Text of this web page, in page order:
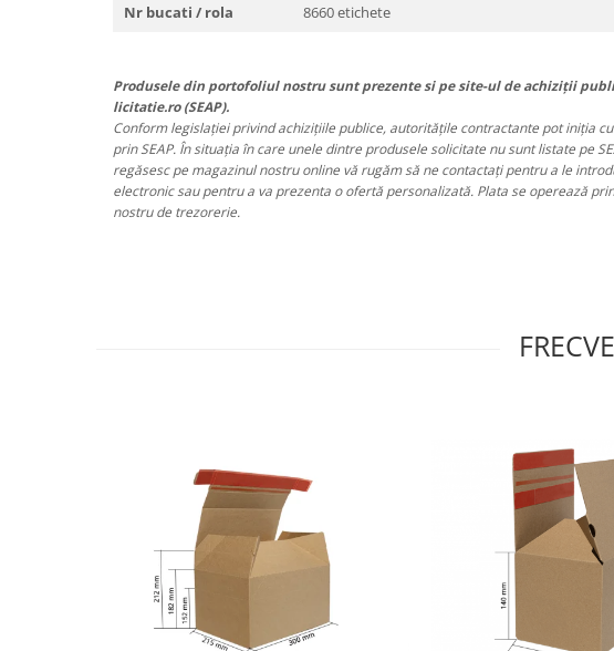
Nr bucati / rola
8660 etichete
Produsele din portofoliul nostru sunt prezente si pe site-ul de achiziții
licitatie.ro (SEAP).
Conform legislației privind achizițiile publice, autoritățile contractante pot iniția
prin SEAP. În situația în care unele dintre produsele solicitate nu sunt listate pe
regăsesc pe magazinul nostru online vă rugăm să ne contactați pentru a le
electronic sau pentru a va prezenta o ofertă personalizată. Plata se operează
nostru de trezorerie.